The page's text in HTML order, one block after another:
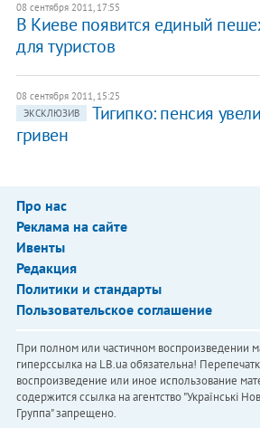
08 сентября 2011, 17:55
В Киеве появится единый
для туристов
08 сентября 2011, 15:25
ЭКСКЛЮЗИВ
Тигипко: пенсия
гривен
Про нас
Реклама на сайте
Ивенты
Редакция
Политики и стандарты
Пользовательское соглашение
При полном или частичном воспроизведении
гиперссылка на LB.ua обязательна!
воспроизведение или иное использование
содержится ссылка на агентство "Українськi
Группа" запрещено.